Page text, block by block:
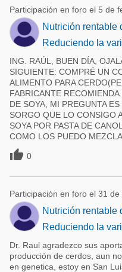
Participación en foro el 5 de
Nutrición rentable
Reduciendo la
ING. RAÚL, BUEN DÍA,
SIGUIENTE: COMPRÉ UN
ALIMENTO PARA
FABRICANTE
DE SOYA, MI PREGUNTA
SORGO QUE LO CONSIGO
SOYA POR PASTA DE
COMO LOS PUEDO
 0
Participación en foro el 31 de
Nutrición rentable
Reduciendo la
Dr. Raul agradezco sus
producción de cerdos, aun
en genetica, estoy en San